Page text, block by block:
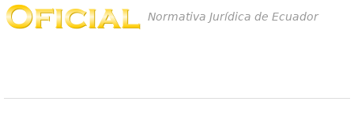
Normativa Jurídica de Ecuador